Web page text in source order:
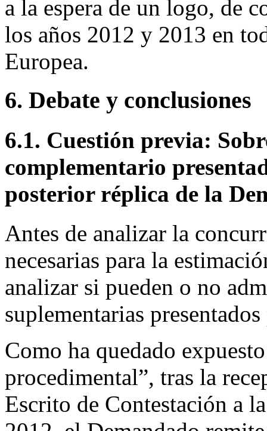
a la espera de un logo, de
los años 2012 y 2013 en
Europea.
6. Debate y conclusiones
6.1. Cuestión previa:
complementario
posterior réplica de la
Antes de analizar la
necesarias para la
analizar si pueden o no
suplementarias
Como ha quedado
procedimental”, tras la
Escrito de Contestación a